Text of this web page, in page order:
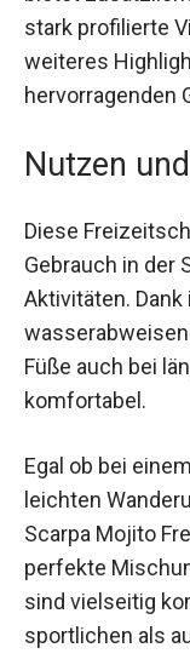
Einlegesohle
deines Fußes
bietet
stark profilierte
weiteres
hervorragenden
Nutzen
Diese
Gebrauch in der
Aktivitäten.
deine Füße
trocken und
Egal ob bei
einer leichten
– die Scarpa
perfekte